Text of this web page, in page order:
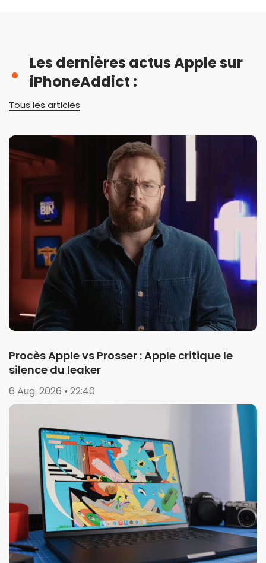
Les dernières actus Apple sur
iPhoneAddict :
Tous les articles
Procès Apple vs Prosser : Apple critique le
silence du leaker
6 Aug. 2026 • 22:40